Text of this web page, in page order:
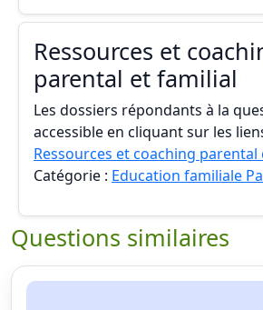
Ressources et
parental et familial
Les dossiers répondants à la
accessible en cliquant sur les
Ressources et coaching
Catégorie : Education familiale
Questions similaires